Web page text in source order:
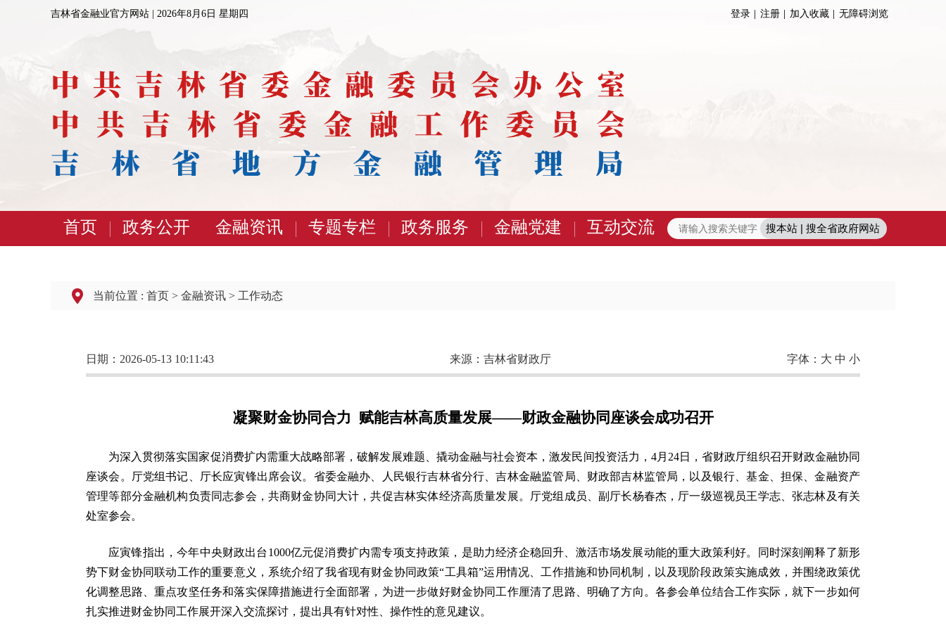
吉林省金融业官方网站 | 2026年8月6日 星期四 登录 注册 加入收藏 无障碍浏览
首页 政务公开 金融资讯 专题专栏 政务服务 金融党建 互动交流
当前位置 : 首页 > 金融资讯 > 工作动态
日期：2026-05-13 10:11:43 来源： 吉林省财政厅 字体： 大 中 小
凝聚财金协同合力 赋能吉林高质量发展——财政金融协同座谈会成功召开
为深入贯彻落实国家促消费扩内需重大战略部署，破解发展难题、撬动金融与社会资本，激发民间投资活力，4月24日，省财政厅组织召开财政金融协同
座谈会。厅党组书记、厅长应寅锋出席会议。省委金融办、人民银行吉林省分行、吉林金融监管局、财政部吉林监管局，以及银行、基金、担保、金融资产
管理等部分金融机构负责同志参会，共商财金协同大计，共促吉林实体经济高质量发展。厅党组成员、副厅长杨春杰，厅一级巡视员王学志、张志林及有关
处室参会。
应寅锋指出，今年中央财政出台1000亿元促消费扩内需专项支持政策，是助力经济企稳回升、激活市场发展动能的重大政策利好。同时深刻阐释了新形
势下财金协同联动工作的重要意义，系统介绍了我省现有财金协同政策“工具箱”运用情况、工作措施和协同机制，以及现阶段政策实施成效，并围绕政策优
化调整思路、重点攻坚任务和落实保障措施进行全面部署，为进一步做好财金协同工作厘清了思路、明确了方向。各参会单位结合工作实际，就下一步如何
扎实推进财金协同工作展开深入交流探讨，提出具有针对性、操作性的意见建议。